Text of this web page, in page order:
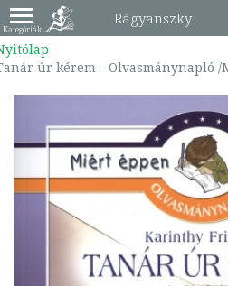
Rágyanszky
kérem -
Olvasmánynapló
/Miért éppen ezt
olvassam?. |
9789635904617
úr kérem - Olvasmánynapló /